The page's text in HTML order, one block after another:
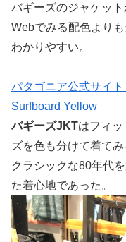
バギーズのジャケッ
Webでみる配色より
わかりやすい。
パタゴニア公式サイ
Surfboard Yellow
バギーズJKTはフィ
ズを色も分けて着て
クラシックな80年代
た着心地であった。